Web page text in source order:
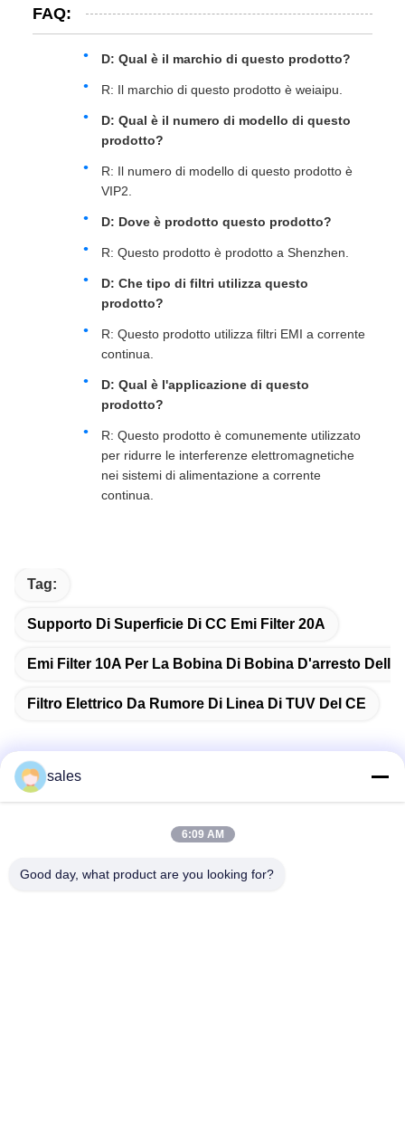
FAQ:
D: Qual è il marchio di questo prodotto?
R: Il marchio di questo prodotto è weiaipu.
D: Qual è il numero di modello di questo
prodotto?
R: Il numero di modello di questo prodotto è
VIP2.
D: Dove è prodotto questo prodotto?
R: Questo prodotto è prodotto a Shenzhen.
D: Che tipo di filtri utilizza questo
prodotto?
R: Questo prodotto utilizza filtri EMI a corrente
continua.
D: Qual è l'applicazione di questo
prodotto?
R: Questo prodotto è comunemente utilizzato
per ridurre le interferenze elettromagnetiche
nei sistemi di alimentazione a corrente
continua.
Tag:
Supporto Di Superficie Di CC Emi Filter 20A
Emi Filter 10A Per La Bobina Di Bobina D'arresto
Filtro Elettrico Da Rumore Di Linea Di TUV Del CE
Stanza 1301, Blocco B, Rongchao New Times Plaza, Parco
sales
6:09 AM
Good day, what product are you looking for?